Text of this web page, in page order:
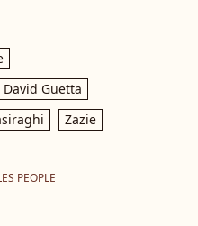
David Guetta
Zazie
PEOPLE